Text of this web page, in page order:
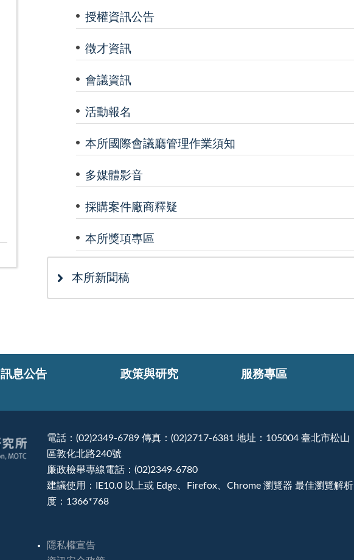
授權資訊公告
徵才資訊
會議資訊
活動報名
本所國際會議廳管理作業須知
多媒體影音
採購案件廠商釋疑
本所獎項專區
本所新聞稿
訊息公告 政策與研究 服務專區
電話：(02)2349-6789 傳真：(02)2717-6381 地址：105004 臺北市松山
區敦化北路240號
廉政檢舉專線電話：(02)2349-6780
建議使用：IE10.0 以上或 Edge、Firefox、Chrome 瀏覽器 最佳瀏覽解析
度：1366*768
隱私權宣告